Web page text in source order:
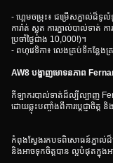
- ហ្គេមចម្រុះ៖ ជម្រើសភ្នាល់ដ៏
ការ៉ាត់ ស្លុត ការភ្នាល់បាល់ទាត់
ប្រចាំថ្ងៃជាង
- ពហុវេទិកា៖ លេងគ្រប់ទីក
AW8 បង្ហាញមោទនភាព
កីឡាករបាល់ទាត់ដ៏ល្បីល្បាញ
ដោយឆ្លុះបញ្ចាំងពីការប្តេជ្ញាចិ
កំពុងស្វែងរកបទពិសោធន៍ភ្នាល់ដ៏ប្
និងអាចទុកចិត្តបាន ល្